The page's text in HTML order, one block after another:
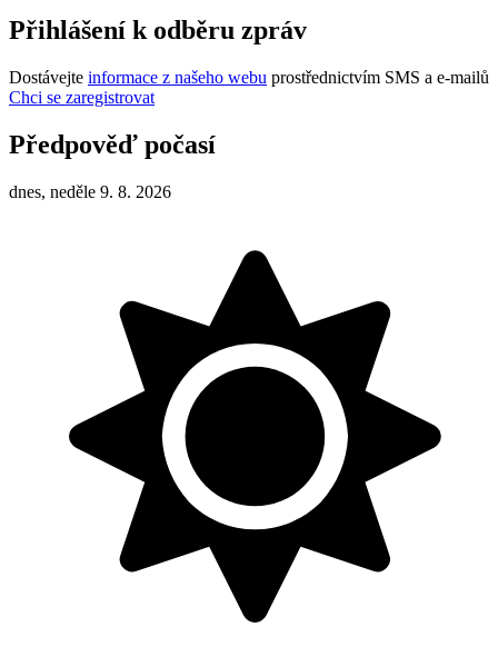
Přihlášení k odběru zpráv
Dostávejte informace z našeho webu prostřednictvím SMS a e-mailů
Chci se zaregistrovat
Předpověď počasí
dnes, neděle 9. 8. 2026